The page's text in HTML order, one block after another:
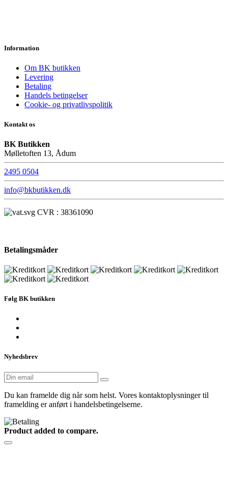
Information
Om BK butikken
Levering
Betaling
Handels betingelser
Cookie- og privatlivspolitik
Kontakt os
BK Butikken
Mølletoften 13, Ådum
2495 0504
info@bkbutikken.dk
CVR : 38361090
Betalingsmåder
Følg BK butikken
Nyhedsbrev
Du kan framelde dig når som helst. Vores kontaktoplysninger til
framelding er anført i handelsbetingelserne.
Product added to compare.